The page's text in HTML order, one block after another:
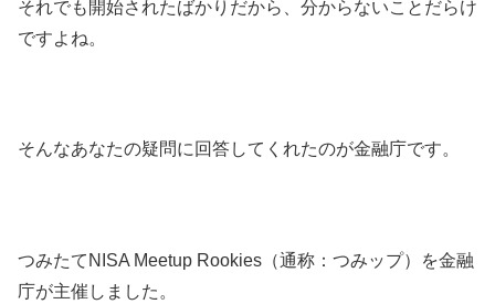
それでも開始されたばかりだから、分からないことだらけ
ですよね。
そんなあなたの疑問に回答してくれたのが金融庁です。
つみたてNISA Meetup Rookies（通称：つみップ）を金融
庁が主催しました。